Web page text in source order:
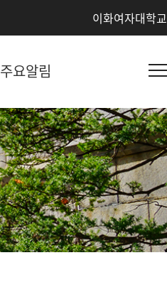
이화여자대학교
주요알림